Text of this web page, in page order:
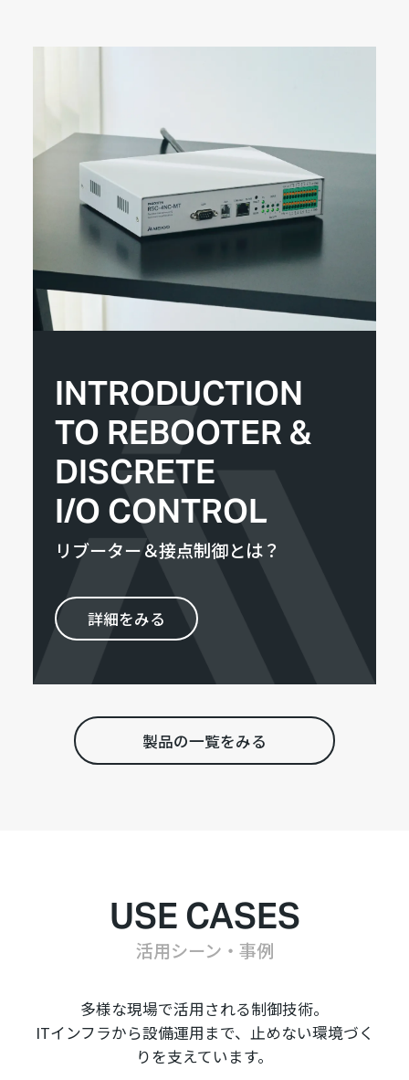
INTRODUCTION
TO REBOOTER &
DISCRETE
I/O CONTROL
リブーター＆接点制御とは？
詳細をみる
製品の一覧をみる
USE CASES
活用シーン・事例
多様な現場で活用される制御技術。
ITインフラから設備運用まで、止めない環境づく
りを支えています。